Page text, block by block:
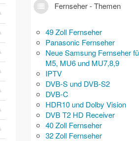
Fernseher - Themen
49 Zoll Fernseher
Panasonic Fernseher
Neue Samsung Fernseher
M5, MU6 und MU7,8,9
IPTV
DVB-S und DVB-S2
DVB-C
HDR10 und Dolby Vision
DVB T2 HD Receiver
40 Zoll Fernseher
32 Zoll Fernseher